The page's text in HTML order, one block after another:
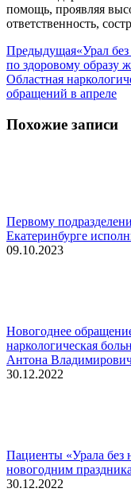
помощь, проявляя
ответственность,
Навигация
по
записям
Предыдущая
запись:
«Урал
по здоровому образу
Областная
обращений в апреле
Похожие записи
Первому
Екатеринбурге
09.10.2023
Новогоднее
наркологическая
Антона
30.12.2022
Пациенты «Урала без
новогодним
30.12.2022